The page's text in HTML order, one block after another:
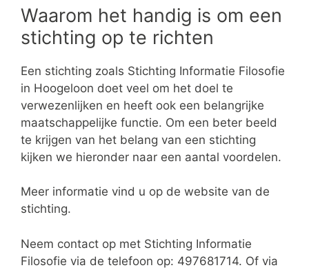
Waarom het handig is om een
stichting op te richten
Een stichting zoals Stichting Informatie Filosofie
in Hoogeloon doet veel om het doel te
verwezenlijken en heeft ook een belangrijke
maatschappelijke functie. Om een beter beeld
te krijgen van het belang van een stichting
kijken we hieronder naar een aantal voordelen.
Meer informatie vind u op de website van de
stichting.
Neem contact op met Stichting Informatie
Filosofie via de telefoon op: 497681714. Of via